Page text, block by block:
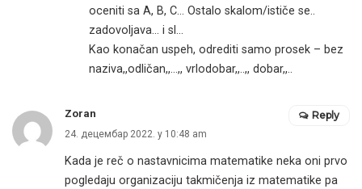
oceniti sa A, B, C… Ostalo skalom/ističe se..
zadovoljava… i sl…
Kao konačan uspeh, odrediti samo prosek – bez
naziva,,odličan,,…,, vrlodobar,,..,, dobar,,..
Zoran
24. децембар 2022. у 10:48 am
Kada je reč o nastavnicima matematike neka oni prvo
pogledaju organizaciju takmičenja iz matematike pa
Reply